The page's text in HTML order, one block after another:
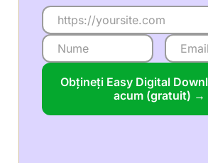
Obțineți Easy Digital
acum (gratuit) →